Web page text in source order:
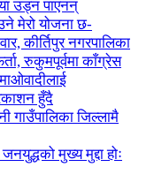
उड्न पाएनन्
मेरो योजना छ-
कीर्तिपुर नगरपालिका
रुकुमपूर्वमा काँग्रेस
हुँदै
गाउँपालिका जिल्लामै
मुख्य मुद्दा होः